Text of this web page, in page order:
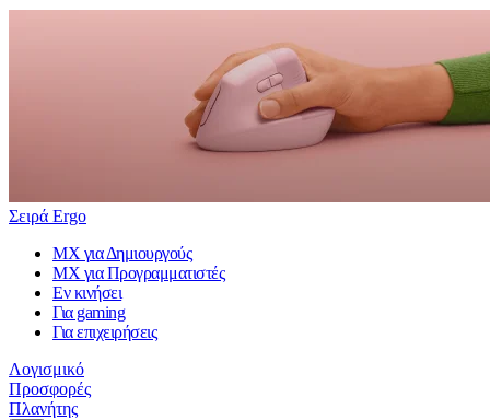
Σειρά Ergo
MX για Δημιουργούς
MX για Προγραμματιστές
Εν κινήσει
Για gaming
Για επιχειρήσεις
Λογισμικό
Προσφορές
Πλανήτης